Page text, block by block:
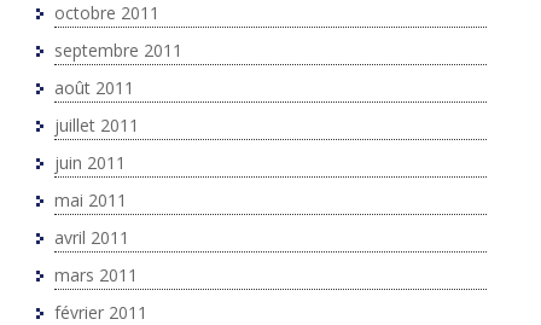
octobre 2011
septembre 2011
août 2011
juillet 2011
juin 2011
mai 2011
avril 2011
mars 2011
février 2011